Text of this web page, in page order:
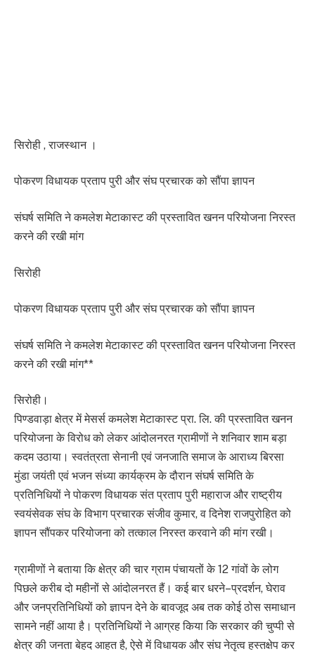
सिरोही , राजस्थान ।
पोकरण विधायक प्रताप पुरी और संघ प्रचारक को सौंपा ज्ञापन
संघर्ष समिति ने कमलेश मेटाकास्ट की प्रस्तावित खनन परियोजना निरस्त
करने की रखी मांग
सिरोही
पोकरण विधायक प्रताप पुरी और संघ प्रचारक को सौंपा ज्ञापन
संघर्ष समिति ने कमलेश मेटाकास्ट की प्रस्तावित खनन परियोजना निरस्त
करने की रखी मांग**
सिरोही।
पिण्डवाड़ा क्षेत्र में मेसर्स कमलेश मेटाकास्ट प्रा. लि. की प्रस्तावित खनन
परियोजना के विरोध को लेकर आंदोलनरत ग्रामीणों ने शनिवार शाम बड़ा
कदम उठाया। स्वतंत्रता सेनानी एवं जनजाति समाज के आराध्य बिरसा
मुंडा जयंती एवं भजन संध्या कार्यक्रम के दौरान संघर्ष समिति के
प्रतिनिधियों ने पोकरण विधायक संत प्रताप पुरी महाराज और राष्ट्रीय
स्वयंसेवक संघ के विभाग प्रचारक संजीव कुमार, व दिनेश राजपुरोहित को
ज्ञापन सौंपकर परियोजना को तत्काल निरस्त करवाने की मांग रखी।
ग्रामीणों ने बताया कि क्षेत्र की चार ग्राम पंचायतों के 12 गांवों के लोग
पिछले करीब दो महीनों से आंदोलनरत हैं। कई बार धरने–प्रदर्शन, घेराव
और जनप्रतिनिधियों को ज्ञापन देने के बावजूद अब तक कोई ठोस समाधान
सामने नहीं आया है। प्रतिनिधियों ने आग्रह किया कि सरकार की चुप्पी से
क्षेत्र की जनता बेहद आहत है, ऐसे में विधायक और संघ नेतृत्व हस्तक्षेप कर